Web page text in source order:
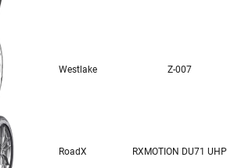
Westlake Z-007
RoadX RXMOTION DU71 UHP